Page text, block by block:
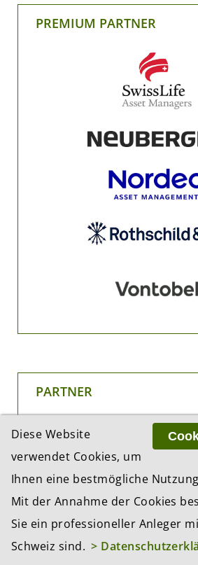
PREMIUM PARTNER
PARTNER
Diese Website
verwendet Cookies, um
Ihnen eine bestmögliche
Mit der Annahme der Cookies
Sie ein professioneller Anleger
Schweiz sind. >